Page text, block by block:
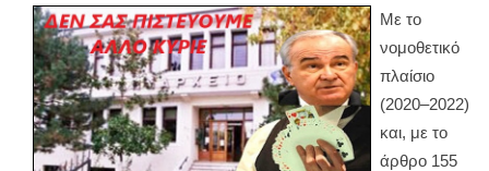
Με το
νομοθετικό
πλαίσιο
(2020–2022)
και, με το
άρθρο 155